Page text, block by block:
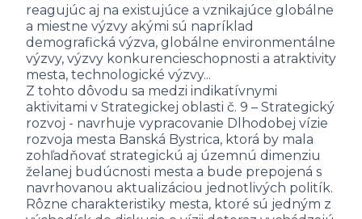
reagujúc aj na existujúce a vznikajúce globálne
a miestne výzvy akými sú napríklad
demografická výzva, globálne environmentálne
výzvy, výzvy konkurencieschopnosti a atraktivity
mesta, technologické výzvy...
Z tohto dôvodu sa medzi indikatívnymi
aktivitami v Strategickej oblasti č. 9 – Strategický
rozvoj - navrhuje vypracovanie Dlhodobej vízie
rozvoja mesta Banská Bystrica, ktorá by mala
zohľadňovať strategickú aj územnú dimenziu
želanej budúcnosti mesta a bude prepojená s
navrhovanou aktualizáciou jednotlivých politík.
Rôzne charakteristiky mesta, ktoré sú jedným z